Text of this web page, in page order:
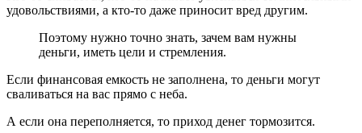
удовольствиями, а кто-то даже приносит вред другим.
Поэтому нужно точно знать, зачем вам нужны
деньги, иметь цели и стремления.
Если финансовая емкость не заполнена, то деньги могут
сваливаться на вас прямо с неба.
А если она переполняется, то приход денег тормозится.